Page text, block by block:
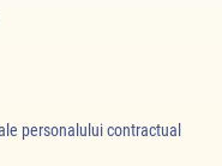
personalului contractual